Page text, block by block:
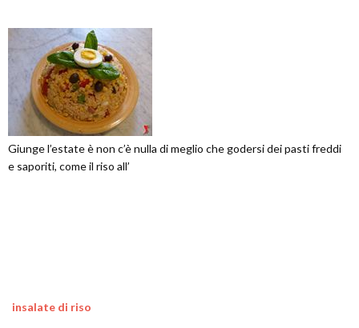
Giunge l’estate è non c’è nulla di meglio che godersi dei pasti freddi
e saporiti, come il riso all’
insalate di riso